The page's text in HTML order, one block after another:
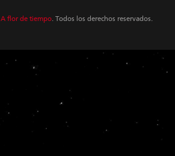
A flor de tiempo. Todos los derechos reservados.